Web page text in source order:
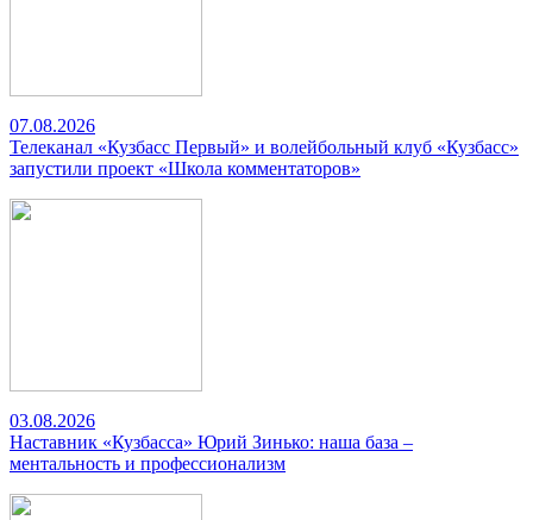
07.08.2026
Телеканал «Кузбасс Первый» и волейбольный клуб «Кузбасс»
запустили проект «Школа комментаторов»
03.08.2026
Наставник «Кузбасса» Юрий Зинько: наша база –
ментальность и профессионализм